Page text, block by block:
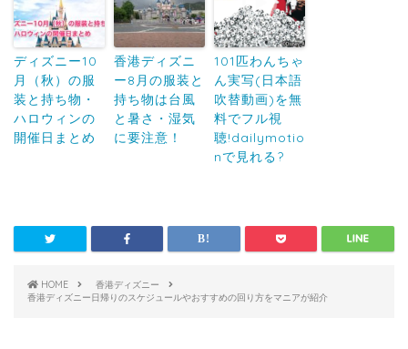
ディズニー10
月（秋）の服
装と持ち物・
ハロウィンの
開催日まとめ
香港ディズニ
ー8月の服装と
持ち物は台風
と暑さ・湿気
に要注意！
101匹わんちゃ
ん実写(日本語
吹替動画)を無
料でフル視
聴!dailymotio
nで見れる?
HOME
香港ディズニー
香港ディズニー日帰りのスケジュールやおすすめの回り方をマニアが紹介